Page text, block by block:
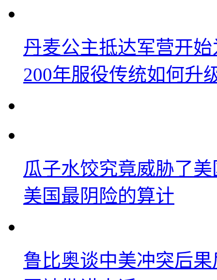
丹麦公主抵达军营开
200年服役传统如何升
瓜子水饺究竟威胁了
美国最阴险的算计
鲁比奥谈中美冲突后